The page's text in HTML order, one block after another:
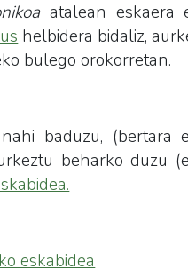
atalean eskaera
helbidera bidaliz,
bulego orokorretan.
baduzu, (bertara
beharko duzu
eskabidea